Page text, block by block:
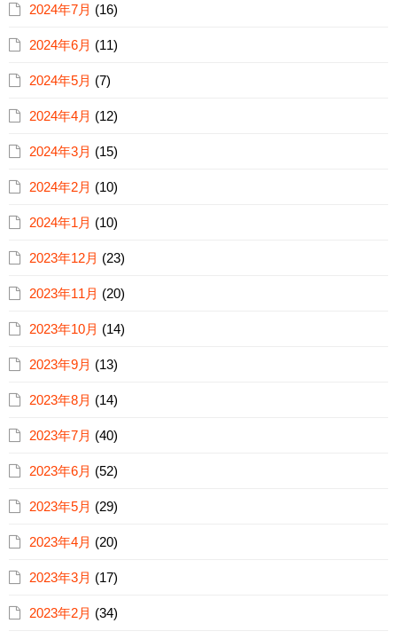
2024年7月 (16)
2024年6月 (11)
2024年5月 (7)
2024年4月 (12)
2024年3月 (15)
2024年2月 (10)
2024年1月 (10)
2023年12月 (23)
2023年11月 (20)
2023年10月 (14)
2023年9月 (13)
2023年8月 (14)
2023年7月 (40)
2023年6月 (52)
2023年5月 (29)
2023年4月 (20)
2023年3月 (17)
2023年2月 (34)